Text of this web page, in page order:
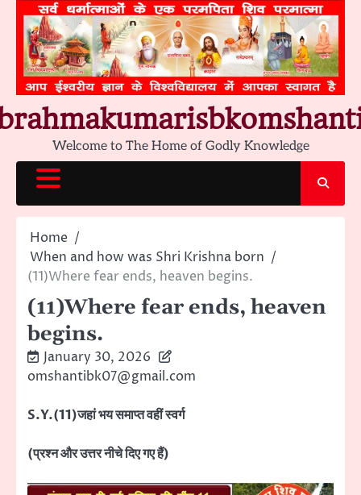
content
Welcome to The Home of Godly Knowledge
Home
When and how was Shri Krishna born
(11)Where fear ends, heaven begins.
(11)Where fear ends, heaven
begins.
January 30, 2026
omshantibk07@gmail.com
S.Y.(11)जहां भय समाप्त वहीं स्वर्ग
(प्रश्न और उत्तर नीचे दिए गए हैं)